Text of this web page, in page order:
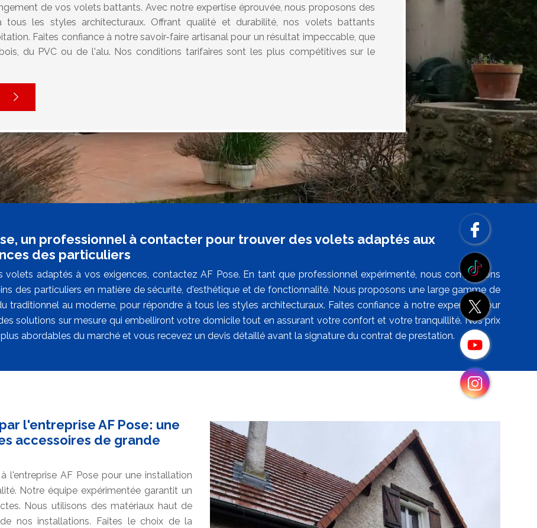
de vos volets battants. Avec notre expertise éprouvée, nous proposons des
tous les styles architecturaux. Offrant qualité et durabilité, nos volets battants
Faites confiance à notre savoir-faire artisanal pour un résultat impeccable, que
du PVC ou de l'alu. Nos conditions tarifaires sont les plus compétitives sur le
un professionnel à contacter pour trouver des volets adaptés aux
des particuliers
volets adaptés à vos exigences, contactez AF Pose. En tant que professionnel expérimenté, nous comprenons
des particuliers en matière de sécurité, d'esthétique et de fonctionnalité. Nous proposons une large gamme de
traditionnel au moderne, pour répondre à tous les styles architecturaux. Faites confiance à notre expertise pour
solutions sur mesure qui embelliront votre domicile tout en assurant votre confort et votre tranquillité. Nos prix
abordables du marché et vous recevez un devis détaillé avant la signature du contrat de prestation.
l'entreprise AF Pose: une
accessoires de grande
AF Pose pour une installation
Notre équipe expérimentée garantit un
Nous utilisons des matériaux haut de
nos installations. Faites le choix de la